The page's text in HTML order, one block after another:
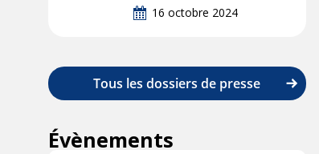
16 octobre 2024
Tous les dossiers de presse
Évènements